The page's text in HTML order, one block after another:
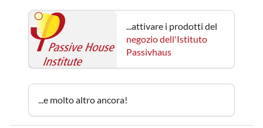
...attivare i prodotti del
negozio dell'Istituto
Passivhaus
...e molto altro ancora!